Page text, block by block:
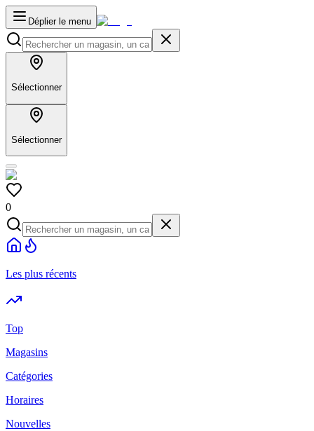
Déplier le menu
Sélectionner
Sélectionner
0
Les plus récents
Top
Magasins
Catégories
Horaires
Nouvelles